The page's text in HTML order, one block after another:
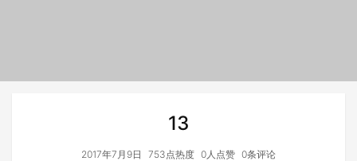
13
2017年7月9日 753点热度 0人点赞 0条评论